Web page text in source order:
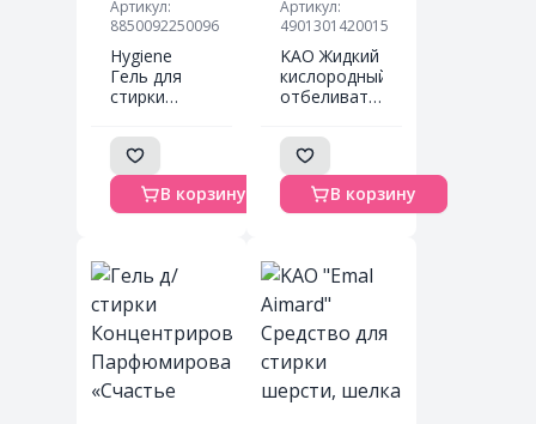
Артикул:
8850092250096
Hygiene
Гель для
стирки
тайский
парфюмированный,
Солнечная
Свежесть,
520 мл
В корзину
Артикул:
4901301420015
KAO Жидкий
кислородный
отбеливатель
PRO" для
цветного
белья
концентрат
(с
противовирусным
эффектом)
мягкая
упаковка
В корзину